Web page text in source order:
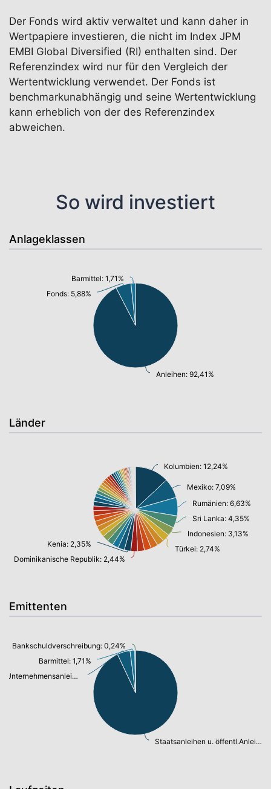
Der Fonds wird aktiv verwaltet und kann daher in
Wertpapiere investieren, die nicht im Index JPM
EMBI Global Diversified (RI) enthalten sind. Der
Referenzindex wird nur für den Vergleich der
Wertentwicklung verwendet. Der Fonds ist
benchmarkunabhängig und seine Wertentwicklung
kann erheblich von der des Referenzindex
abweichen.
So wird investiert
Anlageklassen
Anleihen: 92,41%
Fonds: 5,88%
Barmittel: 1,71%
Länder
Kolumbien: 12,24%
Mexiko: 7,09%
Rumänien: 6,63%
Sri Lanka: 4,35%
Indonesien: 3,13%
Türkei: 2,74%
Dominikanische Republik: 2,44%
Kenia: 2,35%
Emittenten
Staatsanleihen u. öffentl.Anleihen: 87,54%
Unternehmensanleihen: 4,63%
Barmittel: 1,71%
Bankschuldverschreibung: 0,24%